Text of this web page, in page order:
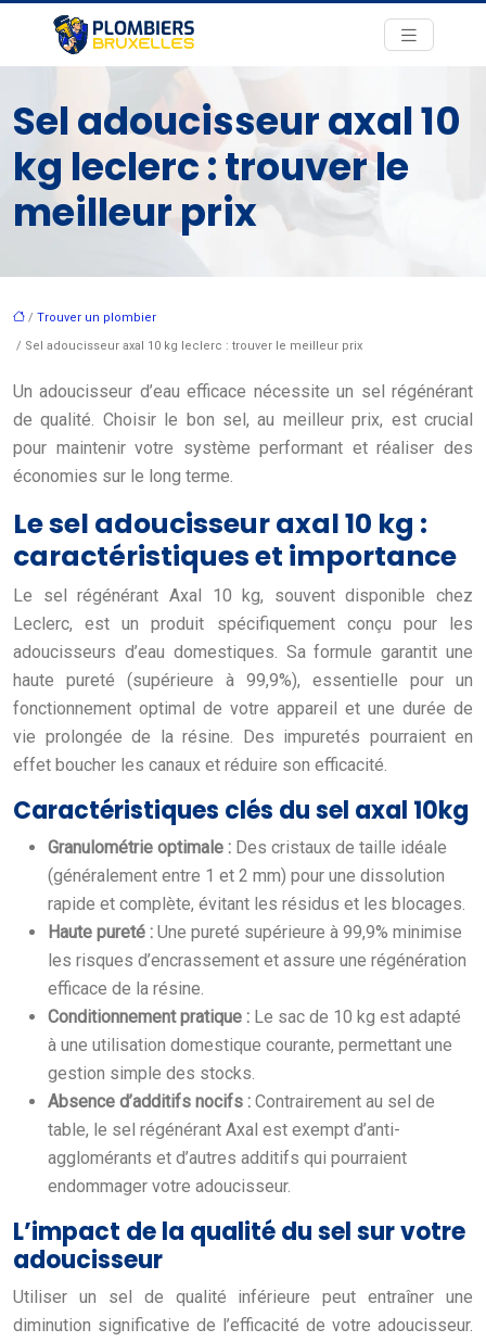
Sel adoucisseur axal 10
kg leclerc : trouver le
meilleur prix
/ Trouver un plombier
/ Sel adoucisseur axal 10 kg leclerc : trouver le meilleur prix
Un adoucisseur d’eau efficace nécessite un sel régénérant
de qualité. Choisir le bon sel, au meilleur prix, est crucial
pour maintenir votre système performant et réaliser des
économies sur le long terme.
Le sel adoucisseur axal 10 kg :
caractéristiques et importance
Le sel régénérant Axal 10 kg, souvent disponible chez
Leclerc, est un produit spécifiquement conçu pour les
adoucisseurs d’eau domestiques. Sa formule garantit une
haute pureté (supérieure à 99,9%), essentielle pour un
fonctionnement optimal de votre appareil et une durée de
vie prolongée de la résine. Des impuretés pourraient en
effet boucher les canaux et réduire son efficacité.
Caractéristiques clés du sel axal 10kg
Granulométrie optimale : Des cristaux de taille idéale
(généralement entre 1 et 2 mm) pour une dissolution
rapide et complète, évitant les résidus et les blocages.
Haute pureté : Une pureté supérieure à 99,9% minimise
les risques d’encrassement et assure une régénération
efficace de la résine.
Conditionnement pratique : Le sac de 10 kg est adapté
à une utilisation domestique courante, permettant une
gestion simple des stocks.
Absence d’additifs nocifs : Contrairement au sel de
table, le sel régénérant Axal est exempt d’anti-
agglomérants et d’autres additifs qui pourraient
endommager votre adoucisseur.
L’impact de la qualité du sel sur votre
adoucisseur
Utiliser un sel de qualité inférieure peut entraîner une
diminution significative de l’efficacité de votre adoucisseur.